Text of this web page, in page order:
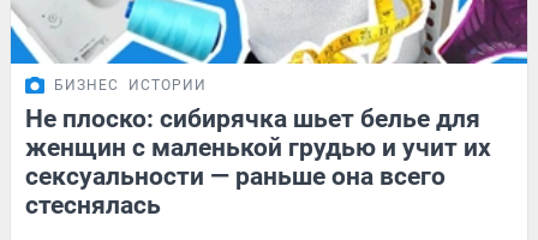
БИЗНЕС ИСТОРИИ
Не плоско: сибирячка шьет белье для
женщин с маленькой грудью и учит их
сексуальности — раньше она всего
стеснялась